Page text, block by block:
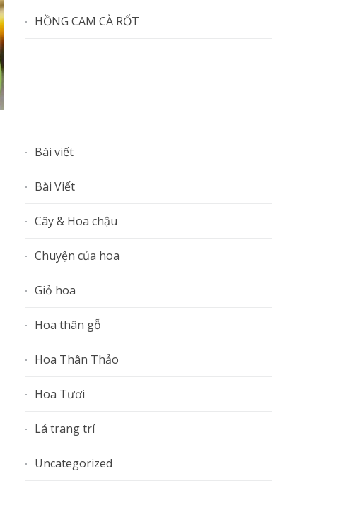
HỒNG CAM CÀ RỐT
Bài viết
Bài Viết
Cây & Hoa chậu
Chuyện của hoa
Giỏ hoa
Hoa thân gỗ
Hoa Thân Thảo
Hoa Tươi
Lá trang trí
Uncategorized